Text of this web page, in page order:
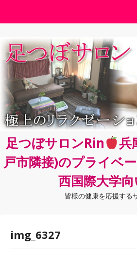
ン
ツ
へ
ス
キ
ッ
プ
足つぼサロンRin
兵
戸市隣接)のプライベ
西国際大学
皆様の健康を応援する
img_6327